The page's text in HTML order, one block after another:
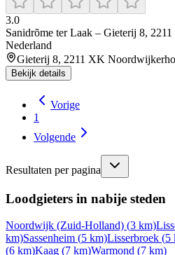
3.0
Sanidrõme ter Laak – Gieterij 8,
Nederland
Gieterij 8, 2211 XK
Bekijk details
Vorige
1
Volgende
Resultaten per pagina
Loodgieters in nabije steden
Noordwijk (Zuid-Holland) (3 km)
km)Sassenheim (5 km)Lisserbroek (5
(6 km)Kaag (7 km)Warmond (7 km)